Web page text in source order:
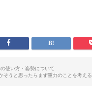
使い方・姿勢について
そうと思ったらまず重力のことを考える